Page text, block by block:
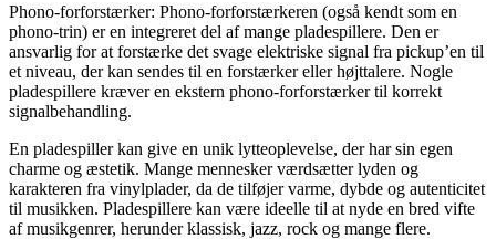
Phono-forforstærker: Phono-forforstærkeren (også kendt som en
phono-trin) er en integreret del af mange pladespillere. Den er
ansvarlig for at forstærke det svage elektriske signal fra pickup’en til
et niveau, der kan sendes til en forstærker eller højttalere. Nogle
pladespillere kræver en ekstern phono-forforstærker til korrekt
signalbehandling.
En pladespiller kan give en unik lytteoplevelse, der har sin egen
charme og æstetik. Mange mennesker værdsætter lyden og
karakteren fra vinylplader, da de tilføjer varme, dybde og autenticitet
til musikken. Pladespillere kan være ideelle til at nyde en bred vifte
af musikgenrer, herunder klassisk, jazz, rock og mange flere.